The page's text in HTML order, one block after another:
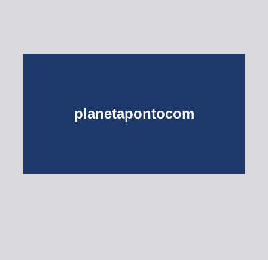
planetapontocom